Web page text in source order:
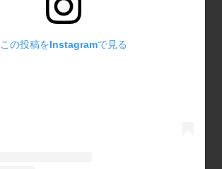
この投稿をInstagramで見る